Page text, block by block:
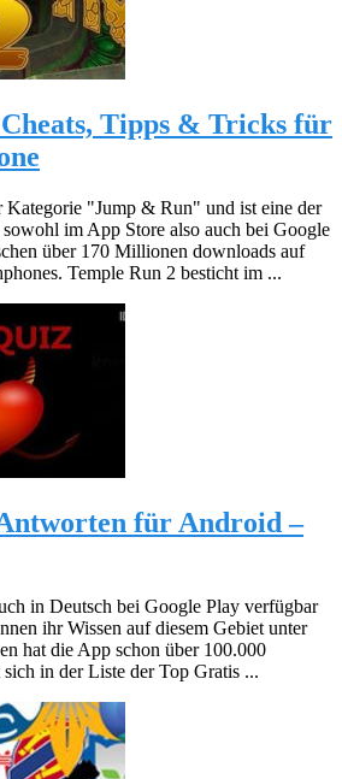
Tipps & Tricks für
Kategorie "Jump & Run" und ist eine der
im App Store also auch bei Google
über 170 Millionen downloads auf
Temple Run 2 besticht im ...
für Android –
in Deutsch bei Google Play verfügbar
ihr Wissen auf diesem Gebiet unter
hat die App schon über 100.000
in der Liste der Top Gratis ...